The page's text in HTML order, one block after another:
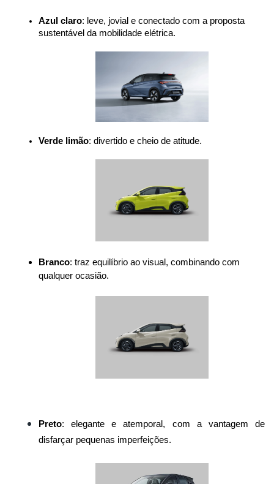
Azul claro: leve, jovial e conectado com a proposta
sustentável da mobilidade elétrica.
Verde limão: divertido e cheio de atitude.
Branco: traz equilíbrio ao visual, combinando com
qualquer ocasião.
Preto: elegante e atemporal, com a vantagem de
disfarçar pequenas imperfeições.